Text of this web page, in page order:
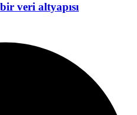
veri altyapısı